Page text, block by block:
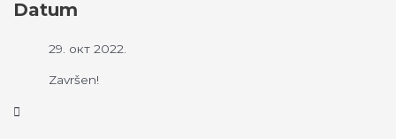
Datum
29. окт 2022.
Završen!